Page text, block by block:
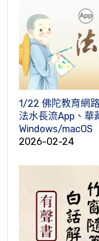
1/22 佛陀教育網
法水長流App、華
Windows/macOS
2026-02-24